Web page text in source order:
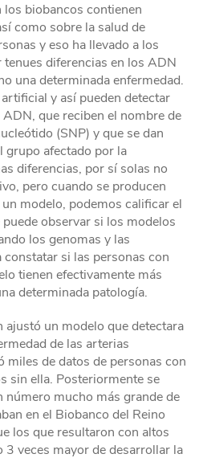
los biobancos contienen
como sobre la salud de
y eso ha llevado a los
diferencias en los ADN
una determinada enfermedad.
y así pueden detectar
que reciben el nombre de
(SNP) y que se dan
grupo afectado por la
diferencias, por sí solas no
pero cuando se producen
modelo, podemos calificar el
observar si los modelos
los genomas y las
si las personas con
tienen efectivamente más
determinada patología.
un modelo que detectara
de las arterias
miles de datos de personas con
sin ella. Posteriormente se
mucho más grande de
en el Biobanco del Reino
los que resultaron con altos
3 veces mayor de desarrollar la